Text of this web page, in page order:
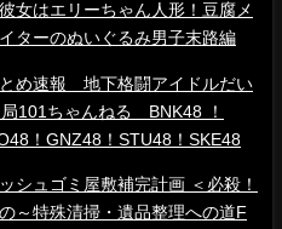
女はエリーちゃん人形！豆腐メ
ターのぬいぐるみ男子末路編
め速報 地下格闘アイドルだい
101ちゃんねる BNK48 ！
！GNZ48！STU48！SKE48
シュゴミ屋敷補完計画 ＜必殺！
～特殊清掃・遺品整理への道F